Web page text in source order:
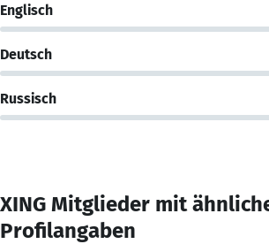
Englisch
Deutsch
Russisch
XING Mitglieder mit
Profilangaben